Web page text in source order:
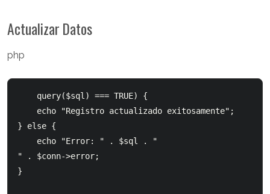
Actualizar Datos
php
query($sql) === TRUE) {
} else {
    echo "Error: " . $sql . "
" . $conn->error;
}